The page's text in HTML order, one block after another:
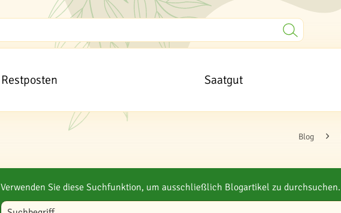
Restposten Saatgut
Blog
Verwenden Sie diese Suchfunktion, um ausschließlich Blogartikel zu durchsuchen.
Blog durchsuchen